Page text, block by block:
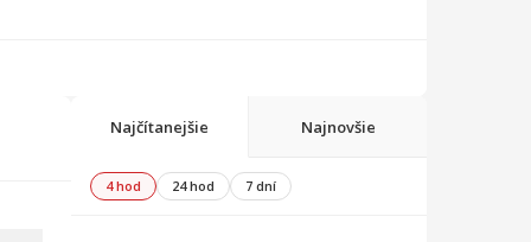
Najčítanejšie Najnovšie
4 hod 24 hod 7 dní